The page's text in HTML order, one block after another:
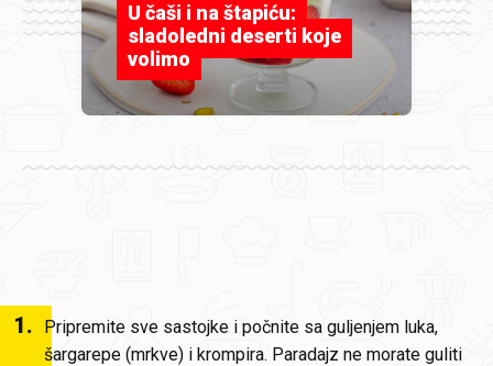
U čaši i na štapiću:
sladoledni deserti koje
volimo
1.
Pripremite sve sastojke i počnite sa guljenjem luka,
šargarepe (mrkve) i krompira. Paradajz ne morate guliti